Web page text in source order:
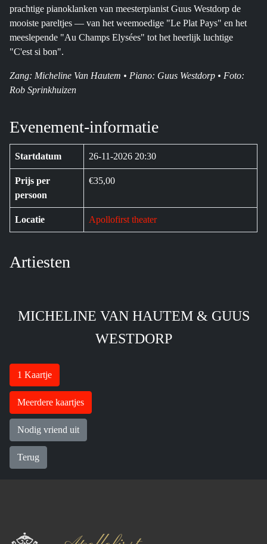
prachtige pianoklanken van meesterpianist Guus Westdorp de
mooiste pareltjes — van het weemoedige "Le Plat Pays" en het
meeslepende "Au Champs Elysées" tot het heerlijk luchtige
"C'est si bon".
Zang: Micheline Van Hautem • Piano: Guus Westdorp • Foto:
Rob Sprinkhuizen
Evenement-informatie
Startdatum 26-11-2026 20:30
Prijs per
persoon
€35,00
Locatie Apollofirst theater
Artiesten
MICHELINE VAN HAUTEM & GUUS
WESTDORP
1 Kaartje
Meerdere kaartjes
Nodig vriend uit
Terug